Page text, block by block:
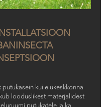
putukasein kui elukeskkonna
looduslikest materjalidest
putukatele ja ka